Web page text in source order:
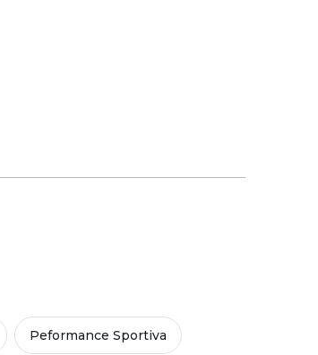
Peformance Sportiva